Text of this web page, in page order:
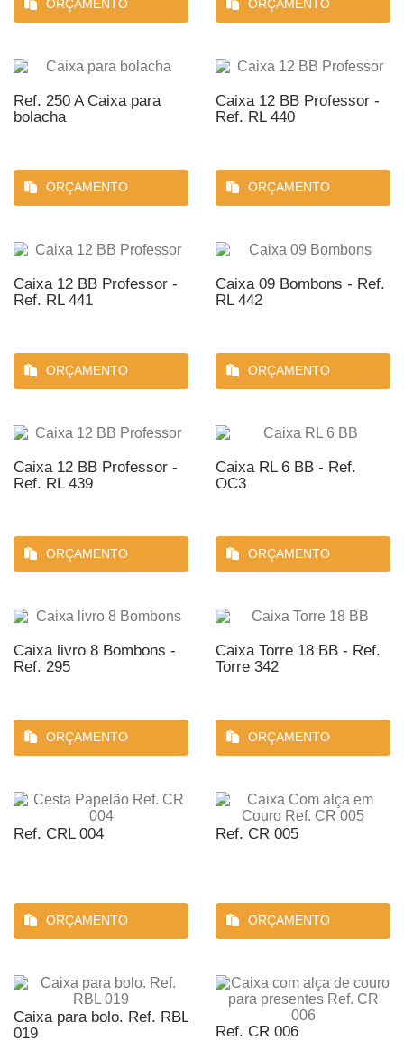
ORÇAMENTO ORÇAMENTO
Ref. 250 A Caixa para
bolacha
ORÇAMENTO
Caixa 12 BB Professor -
Ref. RL 440
ORÇAMENTO
Caixa 12 BB Professor -
Ref. RL 441
ORÇAMENTO
Caixa 09 Bombons - Ref.
RL 442
ORÇAMENTO
Caixa 12 BB Professor -
Ref. RL 439
ORÇAMENTO
Caixa RL 6 BB - Ref.
OC3
ORÇAMENTO
Caixa livro 8 Bombons -
Ref. 295
ORÇAMENTO
Caixa Torre 18 BB - Ref.
Torre 342
ORÇAMENTO
Ref. CRL 004
ORÇAMENTO
Ref. CR 005
ORÇAMENTO
Caixa para bolo. Ref. RBL
019
Ref. CR 006